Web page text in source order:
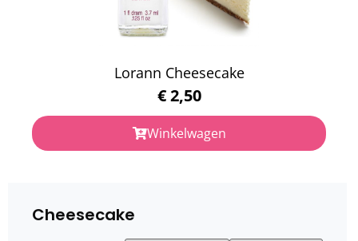
Lorann Cheesecake
€2,50
Winkelwagen
Cheesecake